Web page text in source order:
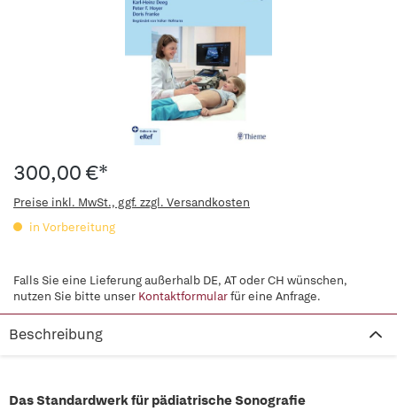
300,00 €*
Preise inkl. MwSt., ggf. zzgl. Versandkosten
in Vorbereitung
Falls Sie eine Lieferung außerhalb DE, AT oder CH wünschen,
nutzen Sie bitte unser Kontaktformularfür eine Anfrage.
Beschreibung
Das Standardwerk für pädiatrische Sonografie